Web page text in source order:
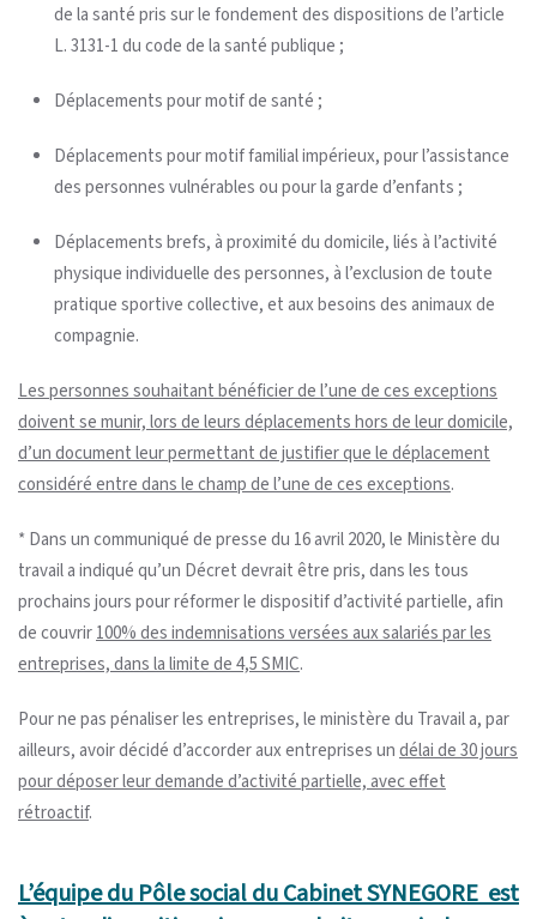
de la santé pris sur le fondement des dispositions de l’article
L. 3131-1 du code de la santé publique ;
Déplacements pour motif de santé ;
Déplacements pour motif familial impérieux, pour l’assistance
des personnes vulnérables ou pour la garde d’enfants ;
Déplacements brefs, à proximité du domicile, liés à l’activité
physique individuelle des personnes, à l’exclusion de toute
pratique sportive collective, et aux besoins des animaux de
compagnie.
Les personnes souhaitant bénéficier de l’une de ces exceptions
doivent se munir, lors de leurs déplacements hors de leur domicile,
d’un document leur permettant de justifier que le déplacement
considéré entre dans le champ de l’une de ces exceptions.
* Dans un communiqué de presse du 16 avril 2020, le Ministère du
travail a indiqué qu’un Décret devrait être pris, dans les tous
prochains jours pour réformer le dispositif d’activité partielle, afin
de couvrir100% des indemnisations versées aux salariés par les
entreprises, dans la limite de 4,5 SMIC.
Pour ne pas pénaliser les entreprises, le ministère du Travail a, par
ailleurs, avoir décidé d’accorder aux entreprises undélai de 30 jours
pour déposer leur demande d’activité partielle, avec effet
rétroactif.
L’équipe du Pôle social du Cabinet SYNEGORE est